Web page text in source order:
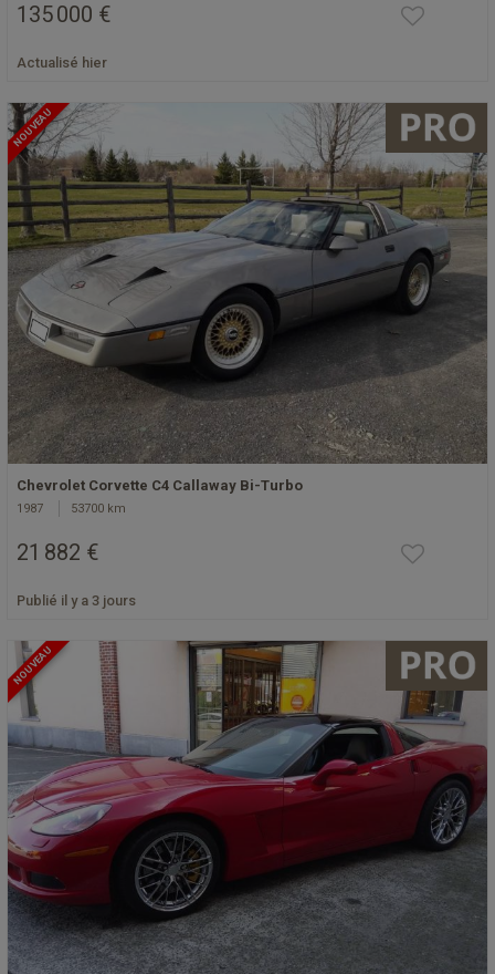
135 000 €
Actualisé hier
NOUVEAU
Chevrolet Corvette C4 Callaway Bi-Turbo
1987 53700 km
21 882 €
Publié il y a 3 jours
NOUVEAU